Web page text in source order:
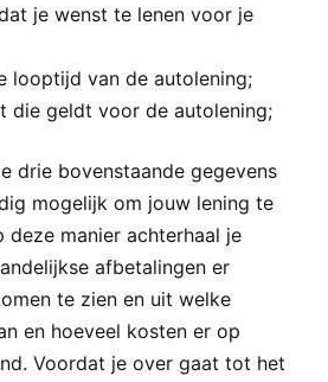
je wenst te lenen voor je
looptijd van de autolening;
die geldt voor de autolening;
drie bovenstaande gegevens
mogelijk om jouw lening te
deze manier achterhaal je
afbetalingen er
te zien en uit welke
en hoeveel kosten er op
Voordat je over gaat tot het